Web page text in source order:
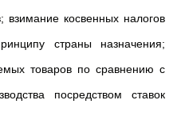
взимание косвенных налогов
страны назначения;
товаров по сравнению с
посредством ставок